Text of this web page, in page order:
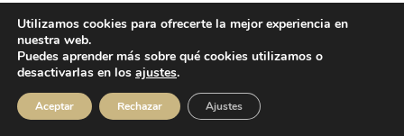
Utilizamos cookies para ofrecerte la mejor experiencia en
nuestra web.
Puedes aprender más sobre qué cookies utilizamos o
desactivarlas en los ajustes.
Aceptar Rechazar Ajustes